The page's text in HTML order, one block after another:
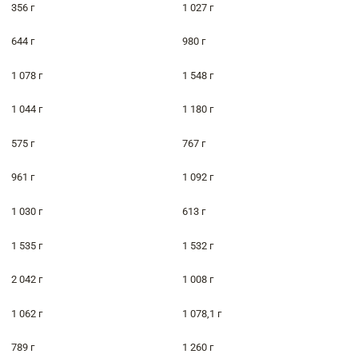
356 г 1 027 г
644 г 980 г
1 078 г 1 548 г
1 044 г 1 180 г
575 г 767 г
961 г 1 092 г
1 030 г 613 г
1 535 г 1 532 г
2 042 г 1 008 г
1 062 г 1 078,1 г
789 г 1 260 г